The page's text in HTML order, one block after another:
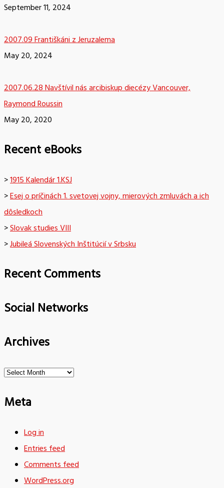
September 11, 2024
2007.09 Františkáni z Jeruzalema
May 20, 2024
2007.06.28 Navštívil nás arcibiskup diecézy Vancouver,
Raymond Roussin
May 20, 2020
Recent eBooks
>1915 Kalendár 1.KSJ
>Esej o príčinách 1. svetovej vojny, mierových zmluvách a ich
dôsledkoch
>Slovak studies VIII
>Jubileá Slovenských Inštitúcií v Srbsku
Recent Comments
Social Networks
Archives
Archives
Meta
Log in
Entries feed
Comments feed
WordPress.org